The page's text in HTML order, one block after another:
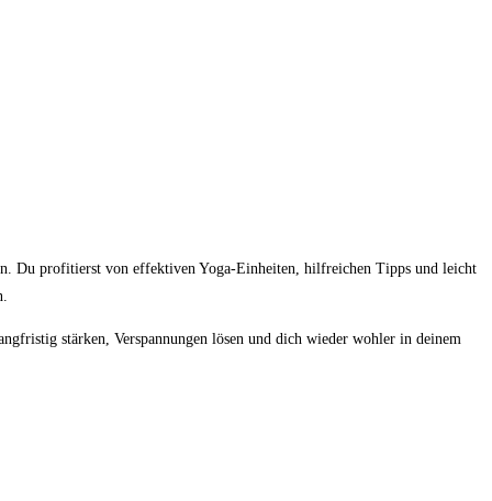
Du profitierst von effektiven Yoga-Einheiten, hilfreichen Tipps und leicht
stärken, Verspannungen lösen und dich wieder wohler in deinem